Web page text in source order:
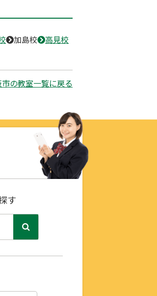
加島校
高見校
の教室一覧に戻る
す